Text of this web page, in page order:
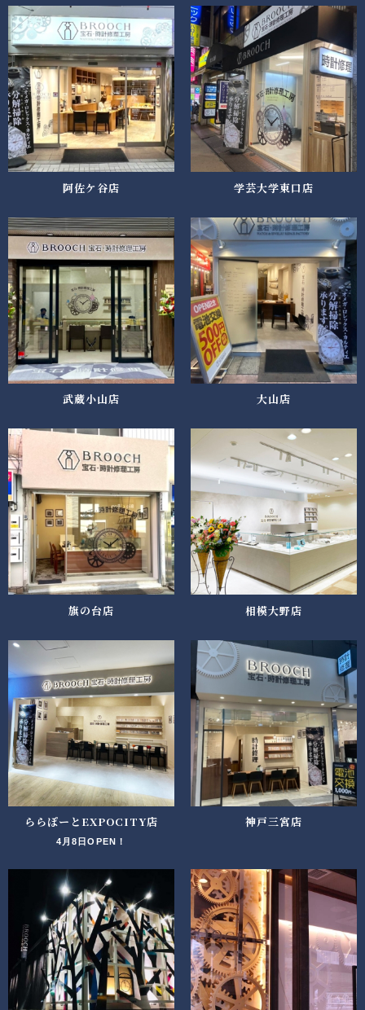
阿佐ケ谷店 学芸大学東口店
武蔵小山店 大山店
旗の台店 相模大野店
ららぽーとEXPOCITY店
4月8日OPEN！
神戸三宮店